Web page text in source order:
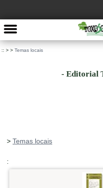
:: > > Temas locais
- Editorial
> Temas locais
: